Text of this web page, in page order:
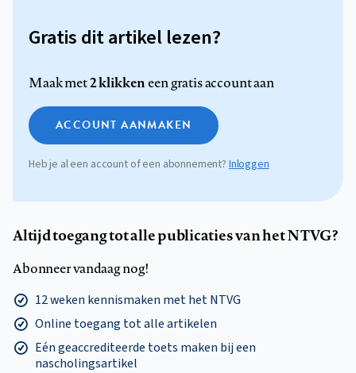
Gratis dit artikel lezen?
Maak met2 klikkeneen gratis account aan
ACCOUNT AANMAKEN
Heb je al een account of een abonnement? Inloggen
Altijd toegang tot alle publicaties van het NTVG?
Abonneer vandaag nog!
12 weken kennismaken met het NTVG
Online toegang tot alle artikelen
Eén geaccrediteerde toets maken bij een
nascholingsartikel